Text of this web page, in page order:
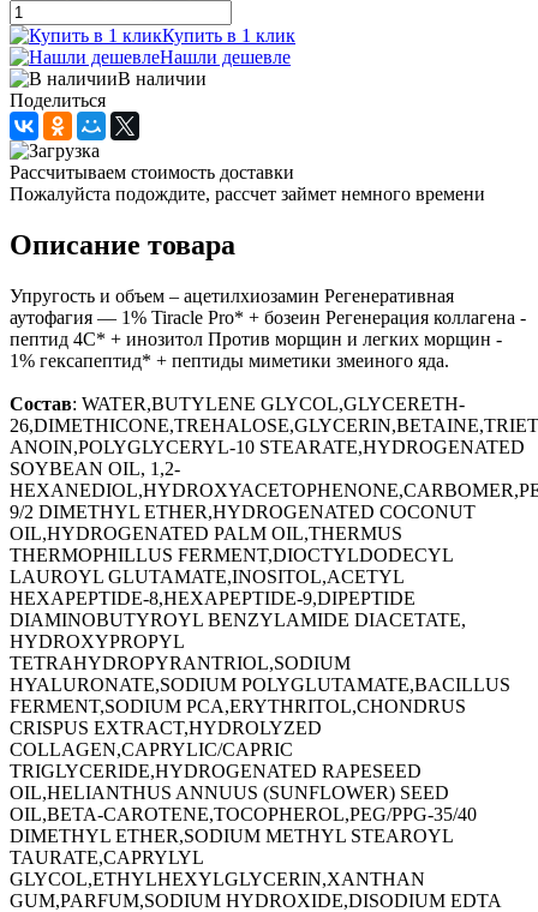
Купить в 1 клик
Нашли дешевле
В наличии
Поделиться
Рассчитываем стоимость доставки
Пожалуйста подождите, рассчет займет немного времени
Описание товара
Упругость и объем – ацетилхиозамин Регенеративная
аутофагия — 1% Tiracle Pro* + бозеин Регенерация коллагена -
пептид 4С* + инозитол Против морщин и легких морщин -
1% гексапептид* + пептиды миметики змеиного яда.
Состав: WATER,BUTYLENE GLYCOL,GLYCERETH-
ANOIN,POLYGLYCERYL-10 STEARATE,HYDROGENATED
SOYBEAN OIL, 1,2-
9/2 DIMETHYL ETHER,HYDROGENATED COCONUT
OIL,HYDROGENATED PALM OIL,THERMUS
THERMOPHILLUS FERMENT,DIOCTYLDODECYL
LAUROYL GLUTAMATE,INOSITOL,ACETYL
HEXAPEPTIDE-8,HEXAPEPTIDE-9,DIPEPTIDE
DIAMINOBUTYROYL BENZYLAMIDE DIACETATE,
HYDROXYPROPYL
TETRAHYDROPYRANTRIOL,SODIUM
HYALURONATE,SODIUM POLYGLUTAMATE,BACILLUS
FERMENT,SODIUM PCA,ERYTHRITOL,CHONDRUS
CRISPUS EXTRACT,HYDROLYZED
COLLAGEN,CAPRYLIC/CAPRIC
TRIGLYCERIDE,HYDROGENATED RAPESEED
OIL,HELIANTHUS ANNUUS (SUNFLOWER) SEED
OIL,BETA-CAROTENE,TOCOPHEROL,PEG/PPG-35/40
DIMETHYL ETHER,SODIUM METHYL STEAROYL
TAURATE,CAPRYLYL
GLYCOL,ETHYLHEXYLGLYCERIN,XANTHAN
GUM,PARFUM,SODIUM HYDROXIDE,DISODIUM EDTA